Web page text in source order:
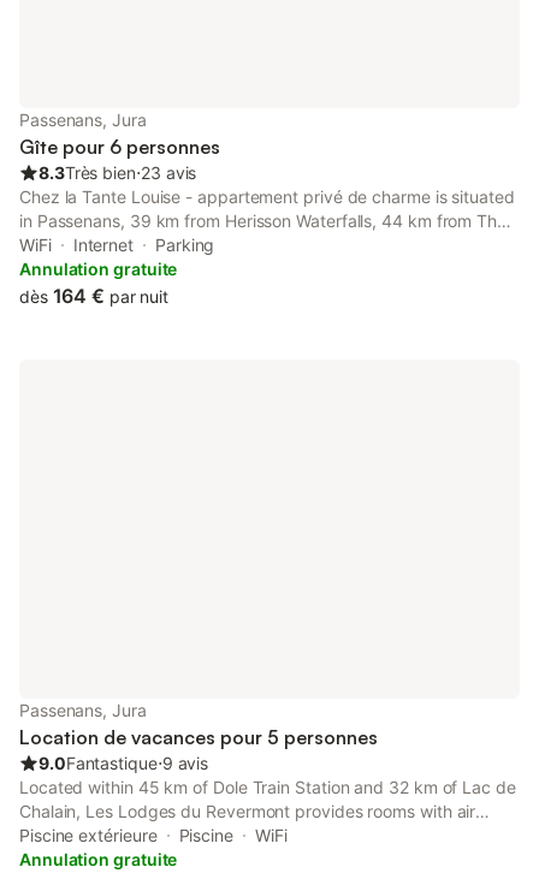
Passenans, Jura
Gîte pour 6 personnes
8.3Très bien⋅23 avis
Chez la Tante Louise - appartement privé de charme is situated
in Passenans, 39 km from Herisson Waterfalls, 44 km from The
museum of fine arts of Dole, as well as 44 km from Isis aquatic
park.
WiFi Internet
Parking
Annulation gratuite
dès 164 € par nuit
Passenans, Jura
Location de vacances pour 5 personnes
9.0Fantastique⋅9 avis
Located within 45 km of Dole Train Station and 32 km of Lac de
Chalain, Les Lodges du Revermont provides rooms with air
conditioning and a private bathroom in Passenans.
Piscine extérieure Piscine
WiFi
Annulation gratuite